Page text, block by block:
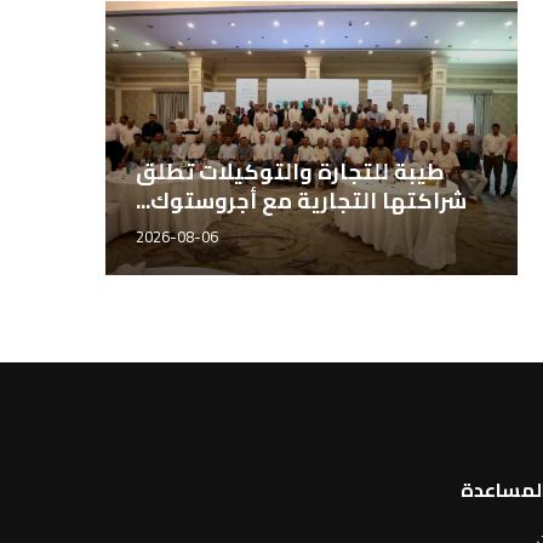
كبير الباحثين بـ«مصر هاي تك
الدولية للبذور» الدكتور...
2026-06-21